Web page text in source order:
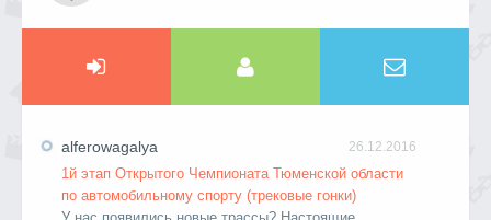
26.12.2016
alferowagalya
1й этап Открытого Чемпионата Тюменской области
по автомобильному спорту (трековые гонки)